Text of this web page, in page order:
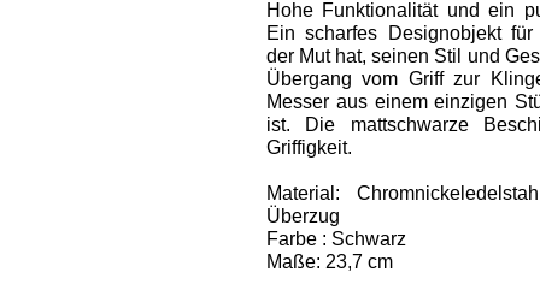
Hohe Funktionalität und ein
Ein scharfes Designobjekt
der Mut hat, seinen Stil und
Übergang vom Griff zur
Messer aus einem einzigen
ist. Die mattschwarze
Griffigkeit.
Material:
Überzug
Farbe : Schwarz
Maße: 23,7 cm